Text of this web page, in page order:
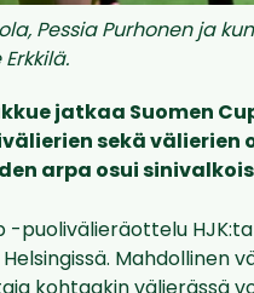
Pessia Purhonen ja
jatkaa Suomen
sekä
arpa osui
-puolivälieräottelu
Helsingissä.